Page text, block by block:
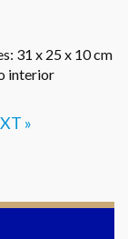
31 x 25 x 10 cm
interior
»